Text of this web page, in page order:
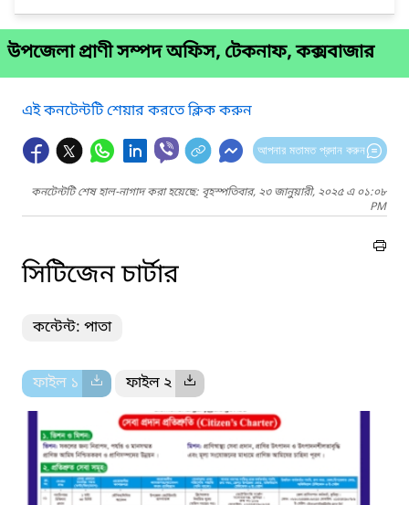
উপজেলা প্রাণী সম্পদ অফিস, টেকনাফ, কক্সবাজার
এই কনটেন্টটি শেয়ার করতে ক্লিক করুন
আপনার মতামত প্রদান করুন
কনটেন্টটি শেষ হাল-নাগাদ করা হয়েছে: বৃহস্পতিবার, ২৩ জানুয়ারী, ২০২৫ এ ০১:০৮
PM
সিটিজেন চার্টার
কন্টেন্ট: পাতা
ফাইল ১ ফাইল ২